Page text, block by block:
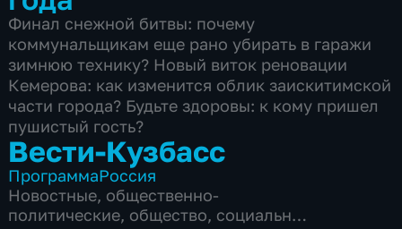
Финал снежной битвы: почему
коммунальщикам еще рано убирать в гаражи
зимнюю технику? Новый виток реновации
Кемерова: как изменится облик заискитимской
части города? Будьте здоровы: к кому пришел
пушистый гость?
Вести-Кузбасс
ПрограммаРоссия
Новостные, общественно-
политические, общество, социально-